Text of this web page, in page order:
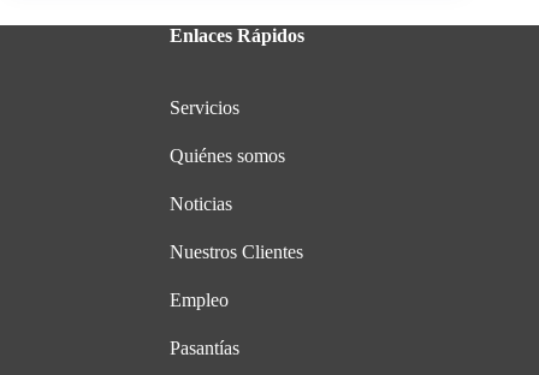
Enlaces Rápidos
Servicios
Quiénes somos
Noticias
Nuestros Clientes
Empleo
Pasantías